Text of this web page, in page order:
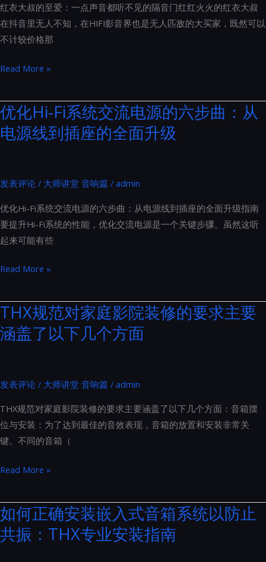
列
产
品
册
赏
红衣大叔的至爱：一点声音都听不见的隔音门红红火火的红衣大叔
在抖音里无人不知，在HIFI影音界也是无人匹敌的大买家，既然可以
不计较价格那
红
大
叔
的
一
声
音
都
不
的
隔
音
Read More »
优化Hi-Fi系统交流电源的六步曲：从
电源线到插座的全面升级
发表评论 / 大师讲堂 音响篇 / admin
优化Hi-Fi系统交流电源的六步曲：从电源线到插座的全面升级指南
要提升Hi-Fi系统的性能，优化交流电源是一个关键步骤。虽然这听
起来可能有些
优
Hi-
Fi
系
流
源
的
六
曲：
电
源
线
Read More »
THX规范对家庭影院装修的要求主要
涵盖了以下几个方面
发表评论 / 大师讲堂 音响篇 / admin
THX规范对家庭影院装修的要求主要涵盖了以下几个方面：音箱摆
位与安装：为了达到最佳的音效表现，音箱的放置和安装非常关
键。不同的音箱（
THX
范
对
家
Read More »
如何正确安装嵌入式音箱系统以防止
共振：THX专业安装指南